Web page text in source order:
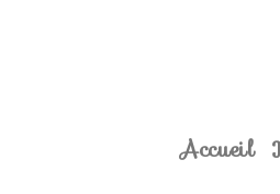
Accueil